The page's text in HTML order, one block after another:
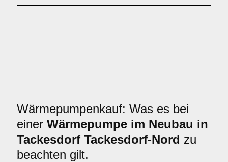
Wärmepumpenkauf: Was es bei
einer Wärmepumpe im Neubau in
Tackesdorf Tackesdorf-Nord zu
beachten gilt.